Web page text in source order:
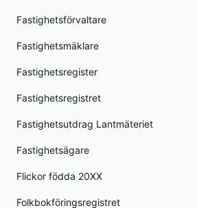
Fastighetsförvaltare
Fastighetsmäklare
Fastighetsregister
Fastighetsregistret
Fastighetsutdrag Lantmäteriet
Fastighetsägare
Flickor födda 20XX
Folkbokföringsregistret